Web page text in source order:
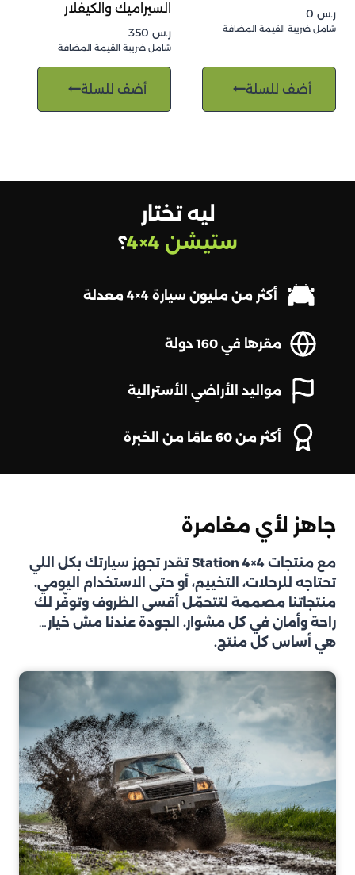
ر.س
شامل ضريبة القيمة المضافة
أضف للسلة
السيراميك والكيفلار
ر.س
شامل ضريبة القيمة المضافة
أضف للسلة
ليه تختار
ستيشن 4×4
؟
أكثر من مليون سيارة 4×4 معدلة
مقرها في 160 دولة
مواليد الأراضي الأسترالية
أكثر من 60 عامًا من الخبرة
جاهز لأي مغامرة
مع منتجات Station 4×4 تقدر تجهز سيارتك بكل اللي
تحتاجه للرحلات، التخييم، أو حتى الاستخدام اليومي.
منتجاتنا مصممة لتتحمّل أقسى الظروف وتوفّر لك
راحة وأمان في كل مشوار. الجودة عندنا مش خيار…
هي أساس كل منتج.